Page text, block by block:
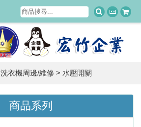
洗衣機周邊/維修 > 水壓開關
商品系列